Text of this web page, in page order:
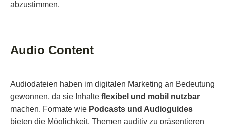
abzustimmen.
Audio Content
Audiodateien haben im digitalen Marketing an Bedeutung
gewonnen, da sie Inhalte flexibel und mobil nutzbar
machen. Formate wie Podcasts und Audioguides
bieten die Möglichkeit, Themen auditiv zu präsentieren